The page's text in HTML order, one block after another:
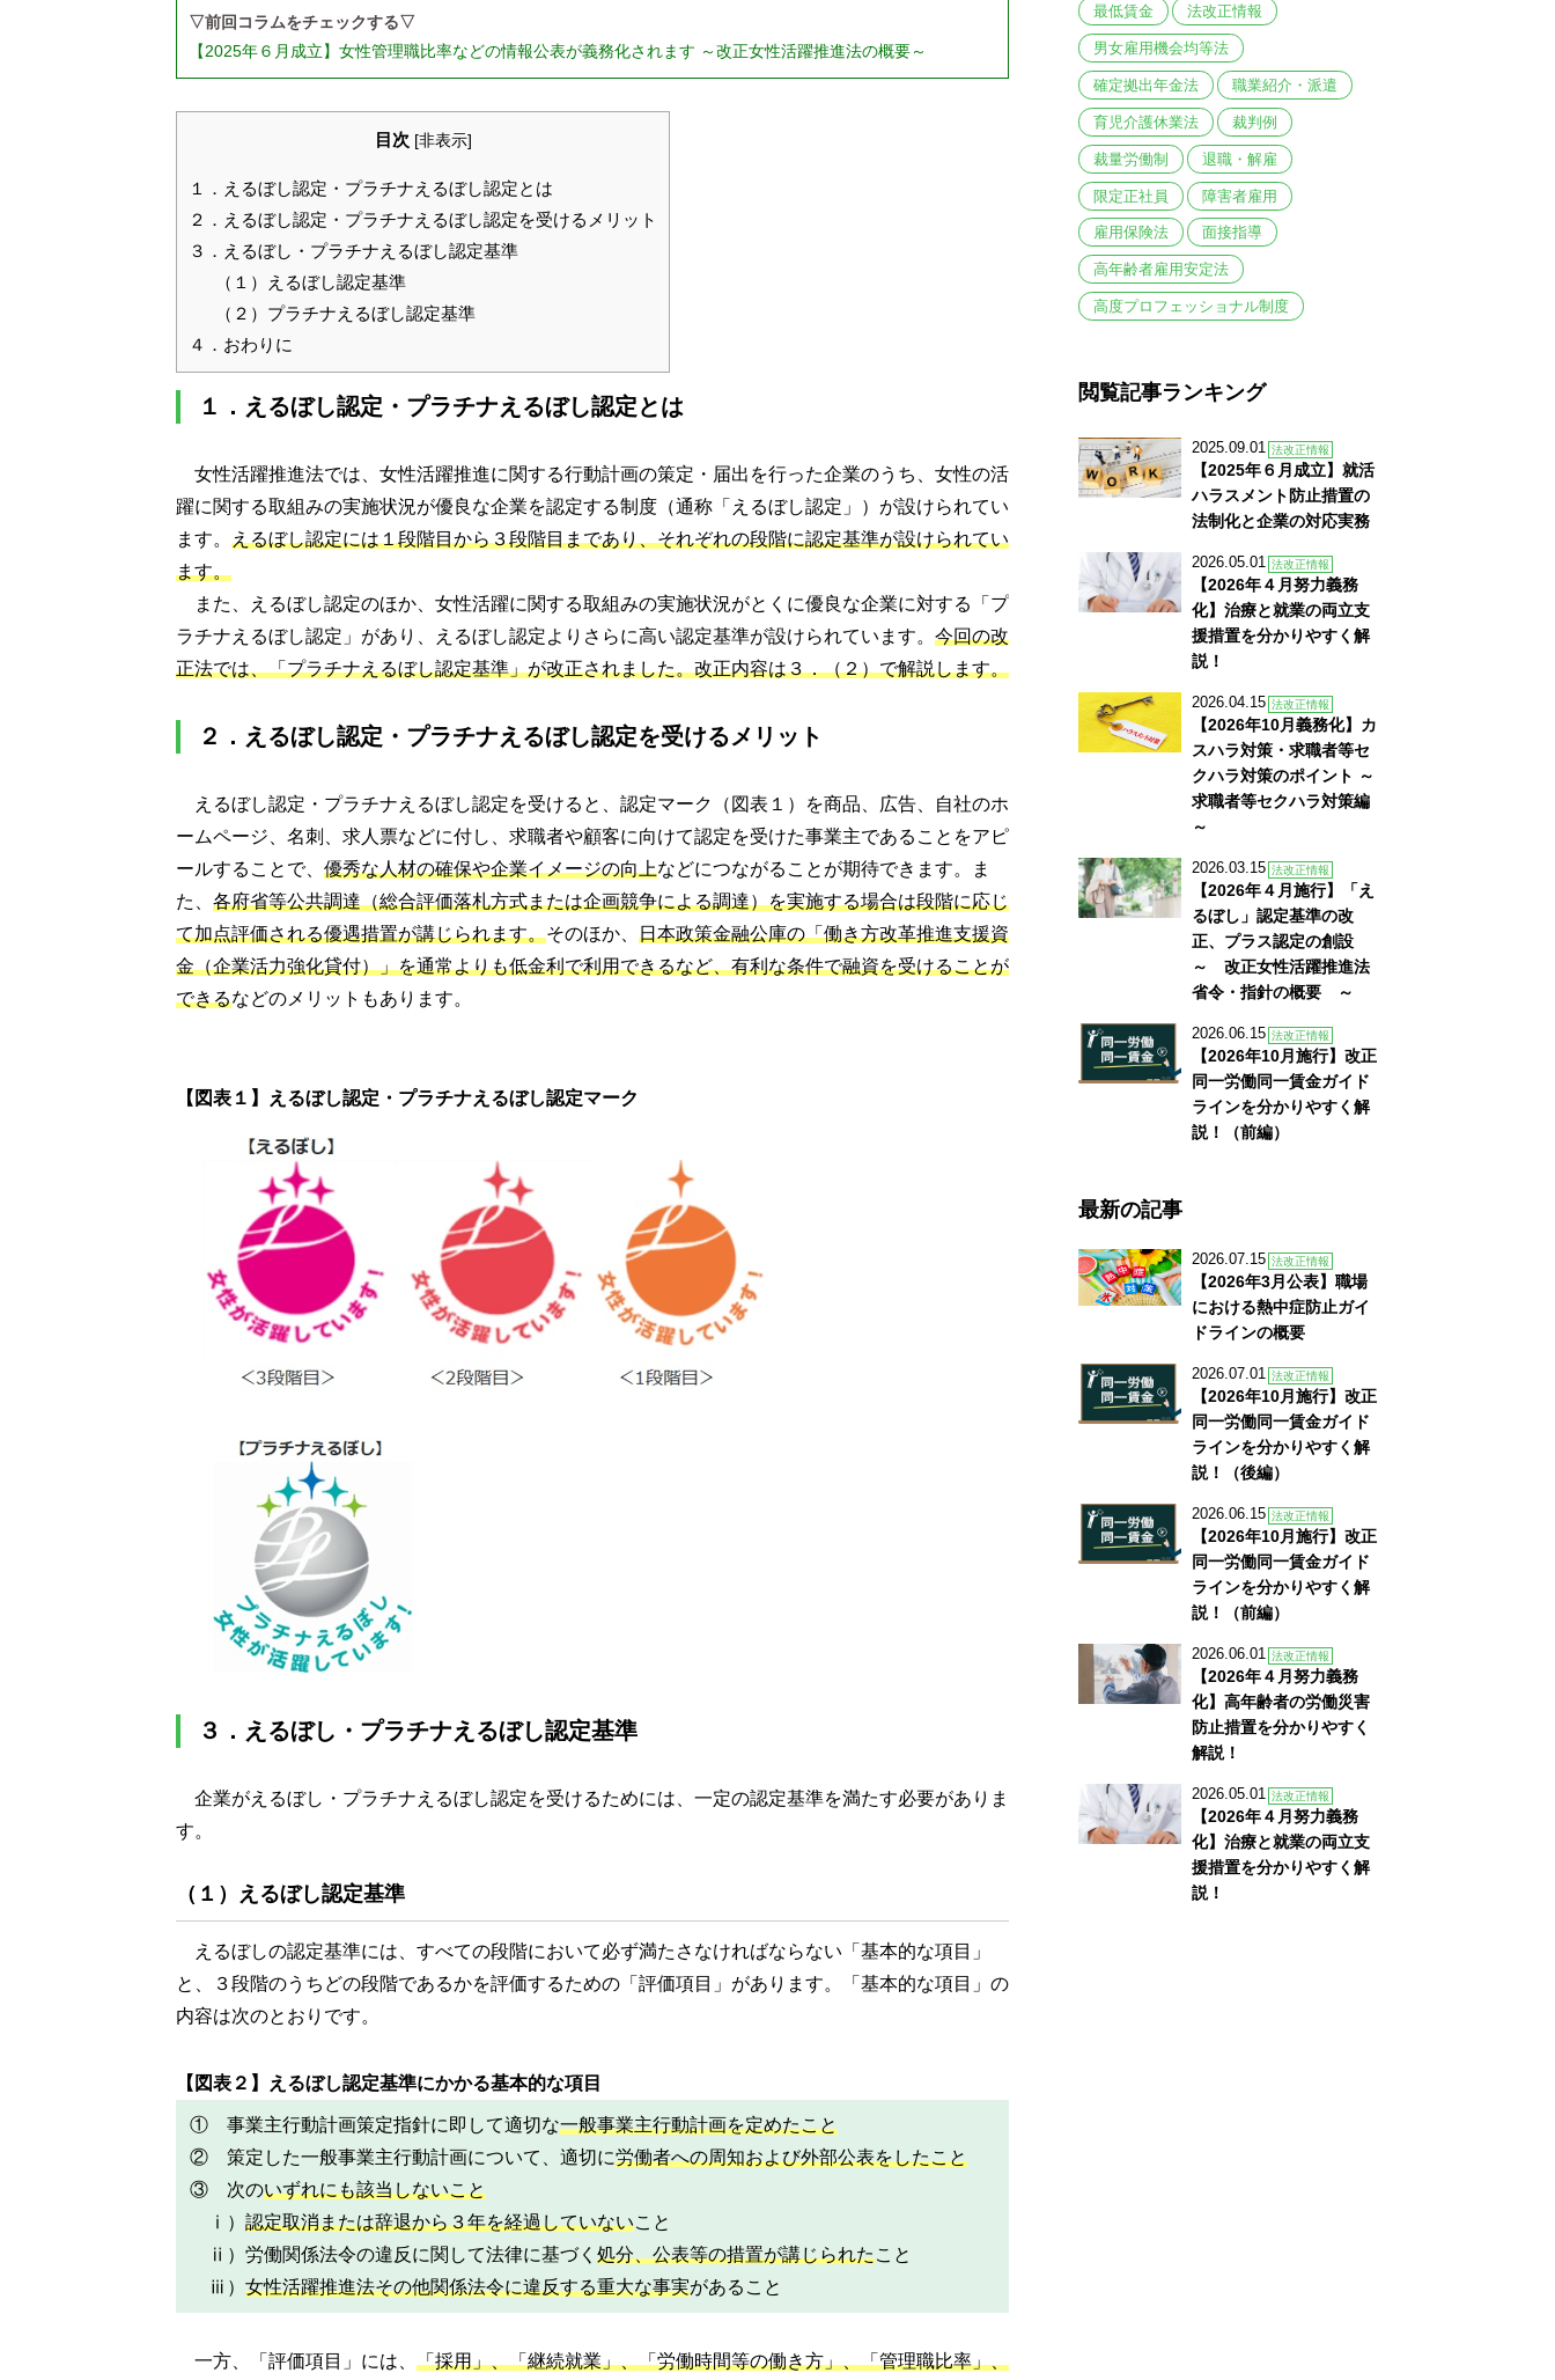
▽前回コラムをチェックする▽
【2025年６月成立】女性管理職比率などの情報公表が義務化されます ～改正女性活躍推進法の概要～
目次 [非表示]
１．えるぼし認定・プラチナえるぼし認定とは
２．えるぼし認定・プラチナえるぼし認定を受けるメリット
３．えるぼし・プラチナえるぼし認定基準
（１）えるぼし認定基準
（２）プラチナえるぼし認定基準
４．おわりに
１．えるぼし認定・プラチナえるぼし認定とは
女性活躍推進法では、女性活躍推進に関する行動計画の策定・届出を行った企業のうち、女性の活
躍に関する取組みの実施状況が優良な企業を認定する制度（通称「えるぼし認定」）が設けられてい
ます。 えるぼし認定には１段階目から３段階目まであり、それぞれの段階に認定基準が設けられてい
ます。
また、えるぼし認定のほか、女性活躍に関する取組みの実施状況がとくに優良な企業に対する「プ
ラチナえるぼし認定」があり、えるぼし認定よりさらに高い認定基準が設けられています。 今回の改
正法では、「プラチナえるぼし認定基準」が改正されました。改正内容は３．（２）で解説します。
２．えるぼし認定・プラチナえるぼし認定を受けるメリット
えるぼし認定・プラチナえるぼし認定を受けると、認定マーク（図表１）を商品、広告、自社のホ
ームページ、名刺、求人票などに付し、求職者や顧客に向けて認定を受けた事業主であることをアピ
ールすることで、 優秀な人材の確保や企業イメージの向上などにつながることが期待できます。ま
た、 各府省等公共調達（総合評価落札方式または企画競争による調達）を実施する場合は段階に応じ
て加点評価される優遇措置が講じられます。そのほか、 日本政策金融公庫の「働き方改革推進支援資
金（企業活力強化貸付）」を通常よりも低金利で利用できるなど、有利な条件で融資を受けることが
できるなどのメリットもあります。
【図表１】えるぼし認定・プラチナえるぼし認定マーク
３．えるぼし・プラチナえるぼし認定基準
企業がえるぼし・プラチナえるぼし認定を受けるためには、一定の認定基準を満たす必要がありま
す。
（１）えるぼし認定基準
えるぼしの認定基準には、すべての段階において必ず満たさなければならない「基本的な項目」
と、３段階のうちどの段階であるかを評価するための「評価項目」があります。「基本的な項目」の
内容は次のとおりです。
【図表２】えるぼし認定基準にかかる基本的な項目
① 事業主行動計画策定指針に即して適切な一般事業主行動計画を定めたこと
② 策定した一般事業主行動計画について、適切に労働者への周知および外部公表をしたこと
③ 次のいずれにも該当しないこと
ⅰ） 認定取消または辞退から３年を経過していないこと
ⅱ）労働関係法令の違反に関して法律に基づく 処分、公表等の措置が講じられたこと
ⅲ） 女性活躍推進法その他関係法令に違反する重大な事実があること
一方、「評価項目」には、 「採用」、「継続就業」、「労働時間等の働き方」、「管理職比率」、
最低賃金 法改正情報
男女雇用機会均等法
確定拠出年金法 職業紹介・派遣
育児介護休業法 裁判例
裁量労働制 退職・解雇
限定正社員 障害者雇用
雇用保険法 面接指導
高年齢者雇用安定法
高度プロフェッショナル制度
閲覧記事ランキング
2025.09.01 法改正情報
【2025年６月成立】就活
ハラスメント防止措置の
法制化と企業の対応実務
2026.05.01 法改正情報
【2026年４月努力義務
化】治療と就業の両立支
援措置を分かりやすく解
説！
2026.04.15 法改正情報
【2026年10月義務化】カ
スハラ対策・求職者等セ
クハラ対策のポイント ～
求職者等セクハラ対策編
～
2026.03.15 法改正情報
【2026年４月施行】「え
るぼし」認定基準の改
正、プラス認定の創設
～ 改正女性活躍推進法
省令・指針の概要 ～
2026.06.15 法改正情報
【2026年10月施行】改正
同一労働同一賃金ガイド
ラインを分かりやすく解
説！（前編）
最新の記事
2026.07.15 法改正情報
【2026年3月公表】職場
における熱中症防止ガイ
ドラインの概要
2026.07.01 法改正情報
【2026年10月施行】改正
同一労働同一賃金ガイド
ラインを分かりやすく解
説！（後編）
2026.06.15 法改正情報
【2026年10月施行】改正
同一労働同一賃金ガイド
ラインを分かりやすく解
説！（前編）
2026.06.01 法改正情報
【2026年４月努力義務
化】高年齢者の労働災害
防止措置を分かりやすく
解説！
2026.05.01 法改正情報
【2026年４月努力義務
化】治療と就業の両立支
援措置を分かりやすく解
説！